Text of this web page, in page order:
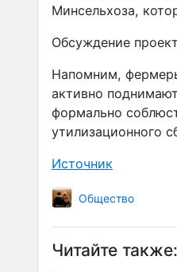
Минсельхоза,
Обсуждение
Напомним,
активно
формально
утилизационного
Источник
Общество
Читайте также: